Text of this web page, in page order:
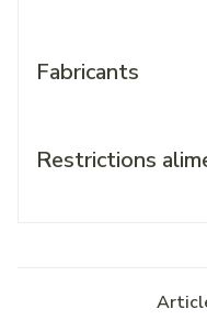
Fabricants
Restrictions